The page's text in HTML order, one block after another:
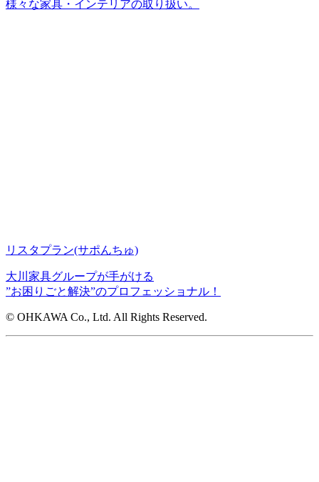
様々な家具・インテリアの取り扱い。
リスタプラン(サポんちゅ)
大川家具グループが手がける
”お困りごと解決”のプロフェッショナル！
© OHKAWA Co., Ltd. All Rights Reserved.